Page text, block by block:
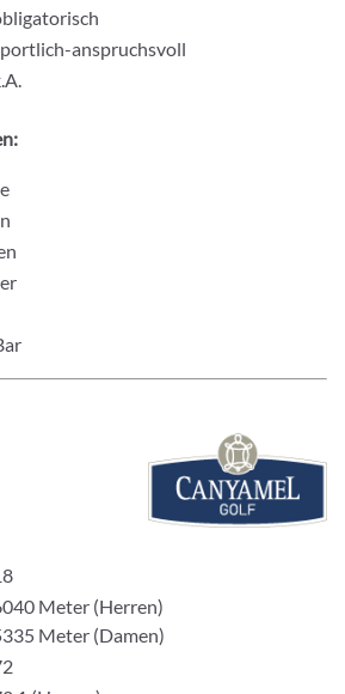
anspruchsvoll
Meter (Herren)
Meter (Damen)